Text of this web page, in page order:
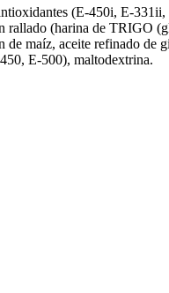
(E-450i, E-
(harina de TRIGO
maíz, aceite refinado
E-500), maltodextrina.